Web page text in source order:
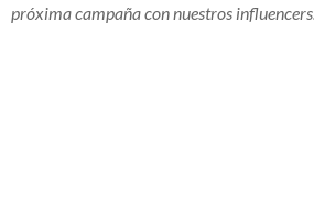
próxima campaña con nuestros influencers.